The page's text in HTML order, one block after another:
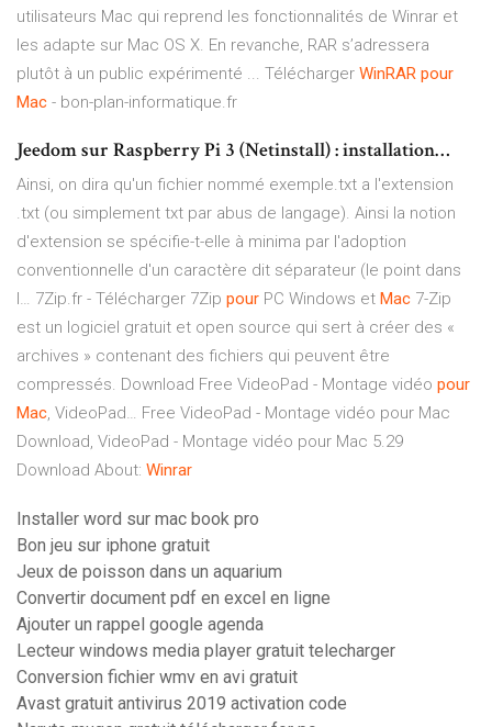
utilisateurs Mac qui reprend les fonctionnalités de Winrar et
les adapte sur Mac OS X. En revanche, RAR s’adressera
plutôt à un public expérimenté ... Télécharger WinRAR pour
Mac - bon-plan-informatique.fr
Jeedom sur Raspberry Pi 3 (Netinstall) : installation…
Ainsi, on dira qu'un fichier nommé exemple.txt a l'extension
.txt (ou simplement txt par abus de langage). Ainsi la notion
d'extension se spécifie-t-elle à minima par l'adoption
conventionnelle d'un caractère dit séparateur (le point dans
l… 7Zip.fr - Télécharger 7Zip pour PC Windows et Mac 7-Zip
est un logiciel gratuit et open source qui sert à créer des «
archives » contenant des fichiers qui peuvent être
compressés. Download Free VideoPad - Montage vidéo pour
Mac, VideoPad… Free VideoPad - Montage vidéo pour Mac
Download, VideoPad - Montage vidéo pour Mac 5.29
Download About: Winrar
Installer word sur mac book pro
Bon jeu sur iphone gratuit
Jeux de poisson dans un aquarium
Convertir document pdf en excel en ligne
Ajouter un rappel google agenda
Lecteur windows media player gratuit telecharger
Conversion fichier wmv en avi gratuit
Avast gratuit antivirus 2019 activation code